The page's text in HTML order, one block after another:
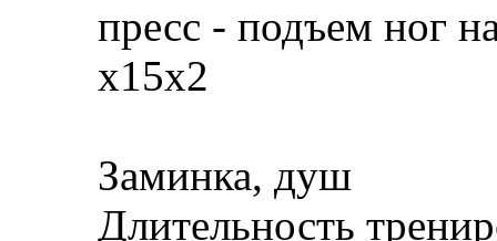
пресс - подъем ног
х15х2
Заминка, душ
Длительность